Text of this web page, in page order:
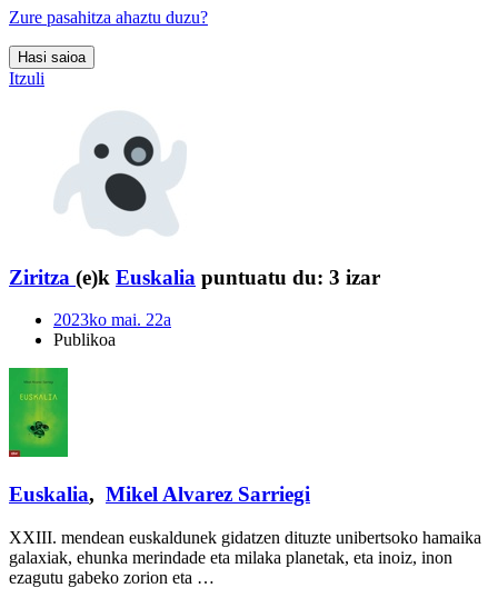
Zure pasahitza ahaztu duzu?
Hasi saioa
Itzuli
Ziritza (e)k Euskalia puntuatu du: 3 izar
2023ko mai. 22a
Publikoa
Euskalia, Mikel Alvarez Sarriegi
XXIII. mendean euskaldunek gidatzen dituzte unibertsoko hamaika
galaxiak, ehunka merindade eta milaka planetak, eta inoiz, inon
ezagutu gabeko zorion eta …